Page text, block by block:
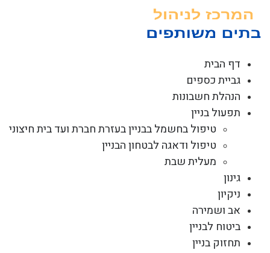
דף הבית
גביית כספים
הנהלת חשבונות
תפעול בניין
טיפול בחשמל בבניין בעזרת חברת ועד בית חיצוני
טיפול ודאגה לבטחון הבניין
מעלית שבת
גינון
ניקיון
אב ושמירה
ביטוח לבניין
תחזוק בניין